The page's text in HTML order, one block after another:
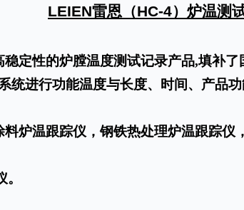
LEIEN雷恩（HC-4）炉温测
定性的炉膛温度测试记录产品,填补
进行功能温度与长度、时间、产品功
炉温跟踪仪，钢铁热处理炉温跟踪仪